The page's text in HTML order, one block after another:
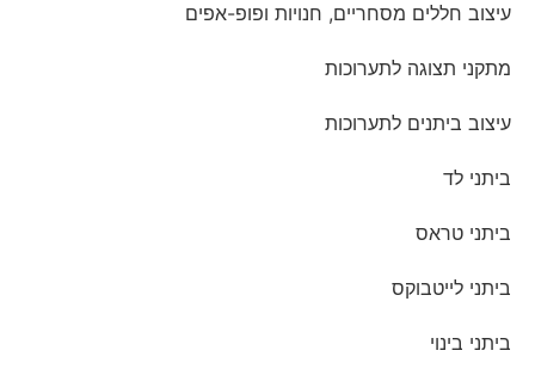
עיצוב חללים מסחריים, חנויות ופופ-אפים
מתקני תצוגה לתערוכות
עיצוב ביתנים לתערוכות
ביתני לד
ביתני טראס
ביתני לייטבוקס
ביתני בינוי